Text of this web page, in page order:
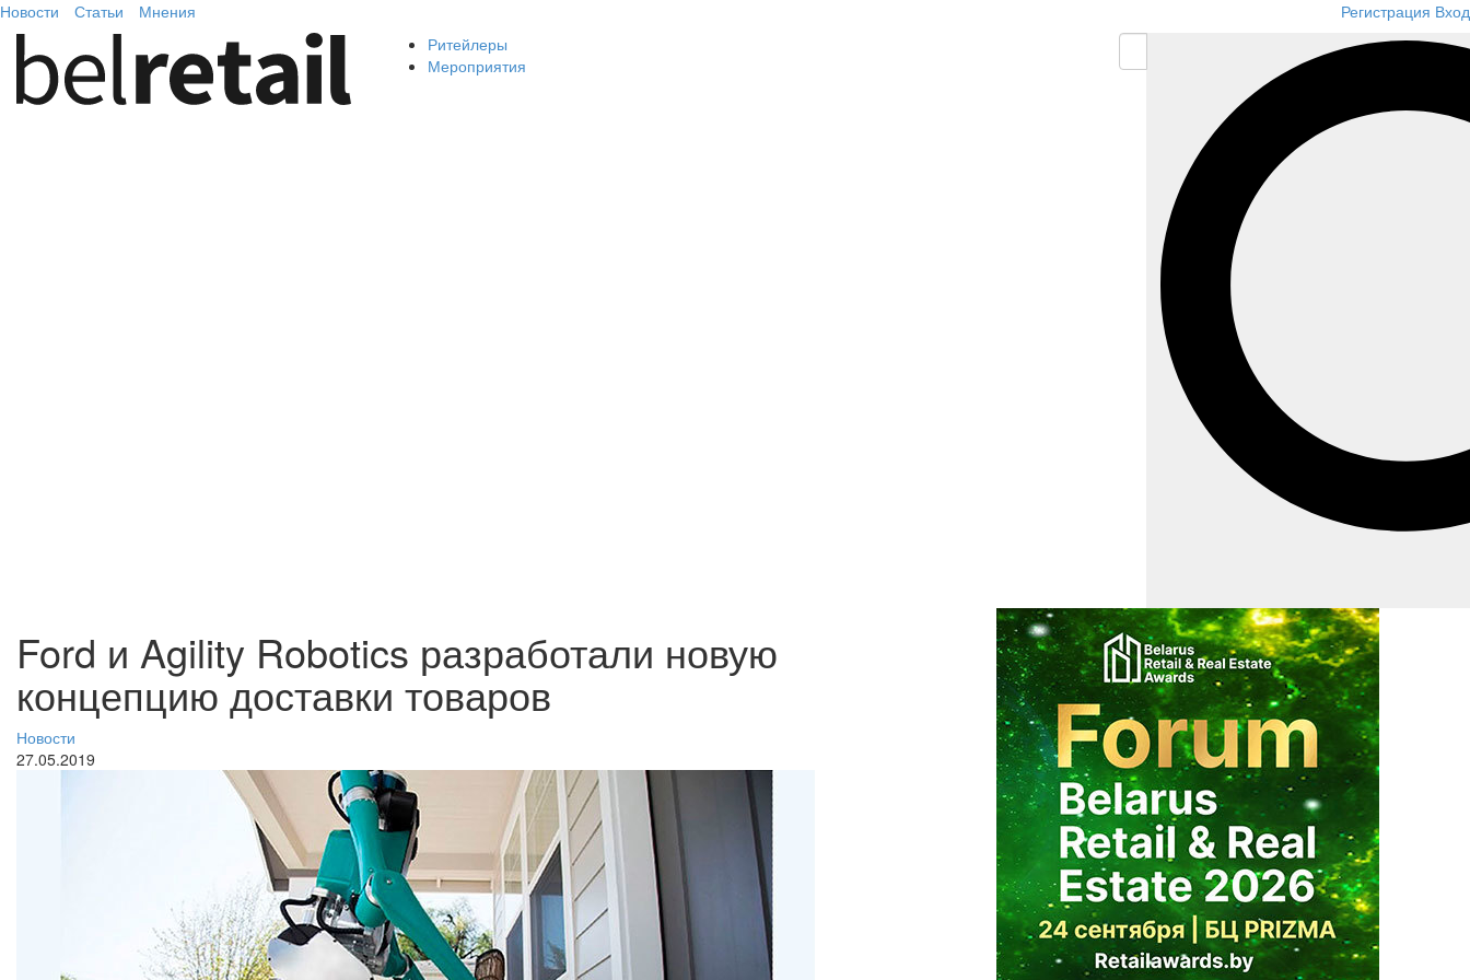
Новости Статьи Мнения Регистрация Вход
Ритейлеры
Мероприятия
Ford и Agility Robotics разработали новую
концепцию доставки товаров
Новости
27.05.2019